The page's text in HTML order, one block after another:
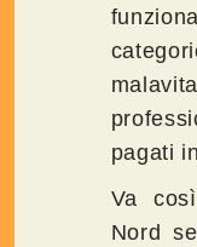
pagati
Va
Nord